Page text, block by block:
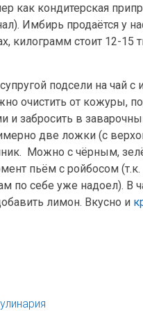
как кондитерская
Имбирь продаётся у
килограмм стоит 12-15
подсели на чай с
очистить от кожуры,
и забросить в
две ложки (с
Можно с чёрным,
пьём с ройбосом (т.к.
по себе уже надоел). В
лимон. Вкусно и